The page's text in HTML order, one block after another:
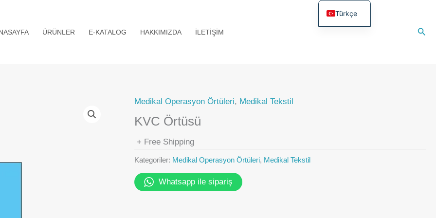
ÜRÜNLER E-KATALOG HAKKIMIZDA İLETIŞIM
Medikal Operasyon Örtüleri, Medikal Tekstil
KVC Örtüsü
+ Free Shipping
Kategoriler: Medikal Operasyon Örtüleri, Medikal Tekstil
Whatsapp ile sipariş
Türkçe
English